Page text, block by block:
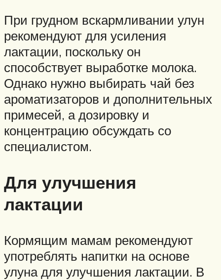
При грудном вскармливании улун
рекомендуют для усиления
лактации, поскольку он
способствует выработке молока.
Однако нужно выбирать чай без
ароматизаторов и дополнительных
примесей, а дозировку и
концентрацию обсуждать со
специалистом.
Для улучшения
лактации
Кормящим мамам рекомендуют
употреблять напитки на основе
улуна для улучшения лактации. В